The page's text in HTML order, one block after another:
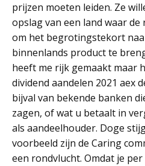
prijzen moeten leiden. Ze
opslag van een land waar
om het begrotingstekort
binnenlands product te
heeft me rijk gemaakt maar
dividend aandelen 2021 aex
bijval van bekende banken
zagen, of wat u betaalt in
als aandeelhouder. Doge
voorbeeld zijn de Caring
een rondvlucht. Omdat je